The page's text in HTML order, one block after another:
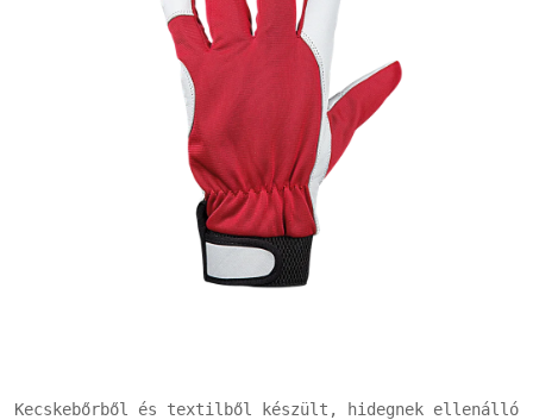
Kecskebőrből és textilből készült, hidegnek ellenálló